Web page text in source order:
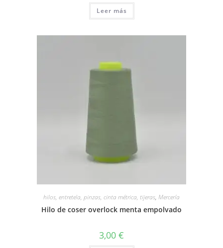
Leer más
hilos, entretela, pinzas, cinta métrica, tijeras, Mercería
Hilo de coser overlock menta empolvado
3,00 €